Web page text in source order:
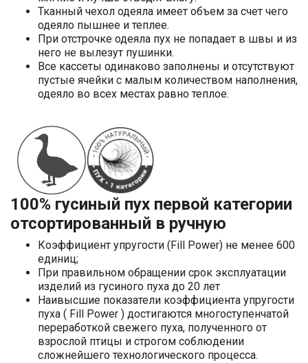
Тканный чехол одеяла имеет объем за счет чего
одеяло пышнее и теплее.
При отстрочке одеяла пух не попадает в швы и из
него не вылезут пушинки.
Все кассеты одинаково заполнены и отсутствуют
пустые ячейки с малым количеством наполнения,
одеяло во всех местах равно теплое.
100% гусиный пух первой категории
отсортированный в ручную
Коэффициент упругости (Fill Power) не менее 600
единиц;
При правильном обращении срок эксплуатации
изделий из гусиного пуха до 20 лет
Наивысшие показатели коэффициента упругости
пуха ( Fill Power ) достигаются многоступенчатой
переработкой свежего пуха, полученного от
взрослой птицы и строгом соблюдении
сложнейшего технологического процесса.